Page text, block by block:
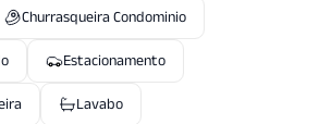
Churrasqueira Condominio
Estacionamento
Lavabo